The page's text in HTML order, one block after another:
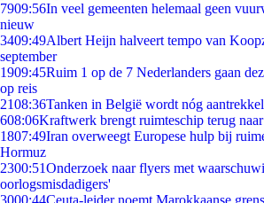
7909:56In veel gemeenten helemaal geen
nieuw
3409:49Albert Heijn halveert tempo van
september
1909:45Ruim 1 op de 7 Nederlanders gaan
op reis
2108:36Tanken in België wordt nóg
608:06Kraftwerk brengt ruimteschip terug
1807:49Iran overweegt Europese hulp bij
Hormuz
2300:51Onderzoek naar flyers met
oorlogsmisdadigers'
3000:44Ceuta-leider noemt Marokkaanse